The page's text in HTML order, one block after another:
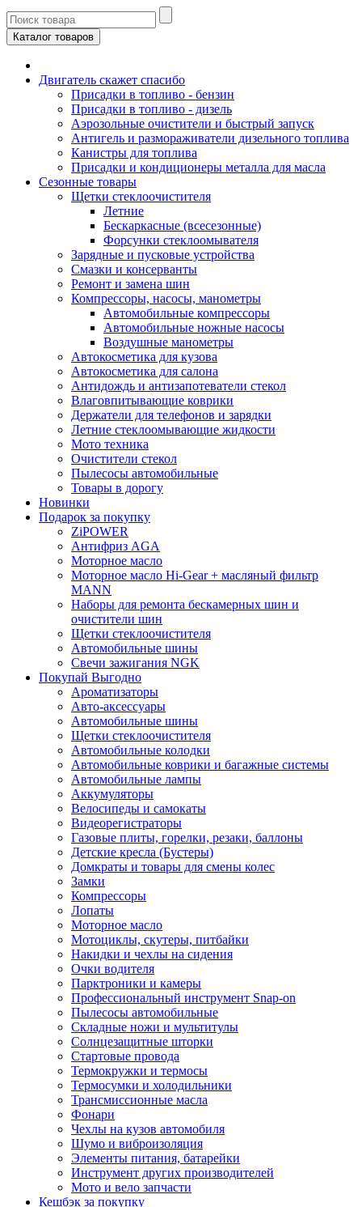
Каталог товаров
Двигатель скажет спасибо
Присадки в топливо - бензин
Присадки в топливо - дизель
Аэрозольные очистители и быстрый запуск
Антигель и размораживатели дизельного топлива
Канистры для топлива
Присадки и кондиционеры металла для масла
Сезонные товары
Щетки стеклоочистителя
Летние
Бескаркасные (всесезонные)
Форсунки стеклоомывателя
Зарядные и пусковые устройства
Смазки и консерванты
Ремонт и замена шин
Компрессоры, насосы, манометры
Автомобильные компрессоры
Автомобильные ножные насосы
Воздушные манометры
Автокосметика для кузова
Автокосметика для салона
Антидождь и антизапотеватели стекол
Влаговпитывающие коврики
Держатели для телефонов и зарядки
Летние стеклоомывающие жидкости
Мото техника
Очистители стекол
Пылесосы автомобильные
Товары в дорогу
Новинки
Подарок за покупку
ZiPOWER
Антифриз AGA
Моторное масло
Моторное масло Hi-Gear + масляный фильтр
MANN
Наборы для ремонта бескамерных шин и
очистители шин
Щетки стеклоочистителя
Автомобильные шины
Свечи зажигания NGK
Покупай Выгодно
Ароматизаторы
Авто-аксессуары
Автомобильные шины
Щетки стеклоочистителя
Автомобильные колодки
Автомобильные коврики и багажные системы
Автомобильные лампы
Аккумуляторы
Велосипеды и самокаты
Видеорегистраторы
Газовые плиты, горелки, резаки, баллоны
Детские кресла (Бустеры)
Домкраты и товары для смены колес
Замки
Компрессоры
Лопаты
Моторное масло
Мотоциклы, скутеры, питбайки
Накидки и чехлы на сидения
Очки водителя
Парктроники и камеры
Профессиональный инструмент Snap-on
Пылесосы автомобильные
Складные ножи и мультитулы
Солнцезащитные шторки
Стартовые провода
Термокружки и термосы
Термосумки и холодильники
Трансмиссионные масла
Фонари
Чехлы на кузов автомобиля
Шумо и виброизоляция
Элементы питания, батарейки
Инструмент других производителей
Мото и вело запчасти
Кешбэк за покупку